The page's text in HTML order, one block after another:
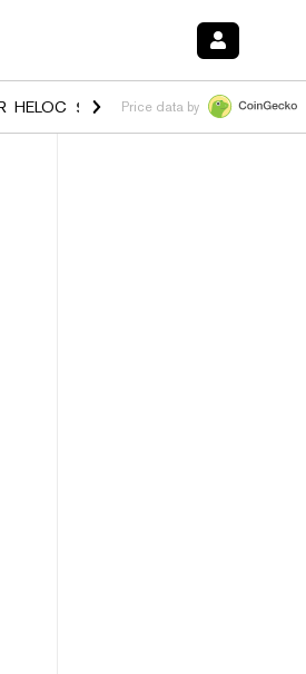
$1.007 -2.70%HYPE $54.58 -
Price data by